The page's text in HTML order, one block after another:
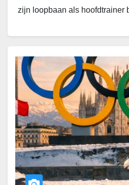
zijn loopbaan als hoofdtrainer